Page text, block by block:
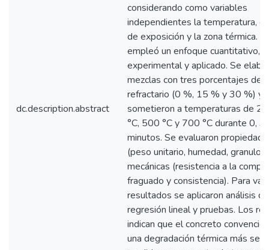
dc.description.abstract
considerando como variables
independientes la temperatura,
de exposición y la zona térmica.
empleó un enfoque cuantitativo,
experimental y aplicado. Se
mezclas con tres porcentajes de
refractario (0 %, 15 % y 30 %) y
sometieron a temperaturas de
°C, 500 °C y 700 °C durante 0,
minutos. Se evaluaron
(peso unitario, humedad,
mecánicas (resistencia a la
fraguado y consistencia). Para
resultados se aplicaron análisis
regresión lineal y pruebas. Los
indican que el concreto
una degradación térmica más